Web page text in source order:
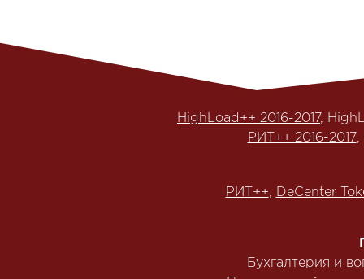
HighLoad++ 2016-2017,
РИТ++ 2016-2017,
РИТ++, DeCenter
Бухгалтерия и